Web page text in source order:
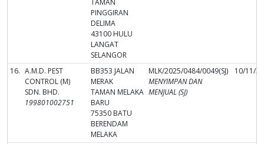
TAMAN
PINGGIRAN
DELIMA
43100 HULU
LANGAT
SELANGOR
16. A.M.D. PEST
CONTROL (M)
SDN. BHD.
199801002751
BB353 JALAN
MERAK
TAMAN MELAKA
BARU
75350 BATU
BERENDAM
MELAKA
MLK/2025/0484/0049(SJ)
MENYIMPAN DAN
MENJUAL (SJ)
10/11/